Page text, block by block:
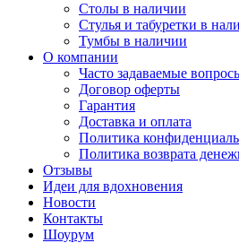
Столы в наличии
Стулья и табуретки в
Тумбы в наличии
О компании
Часто задаваемые
Договор оферты
Гарантия
Доставка и оплата
Политика
Политика возврата
Отзывы
Идеи для вдохновения
Новости
Контакты
Шоурум